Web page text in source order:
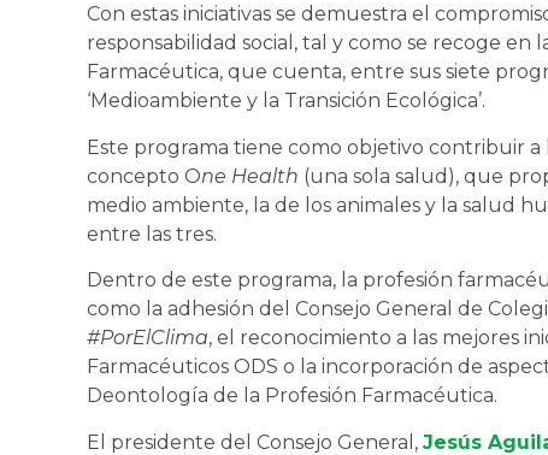
Con estas iniciativas se demuestra el
responsabilidad social, tal y como se recoge en
Farmacéutica, que cuenta, entre sus siete
‘Medioambiente y la Transición Ecológica’.
Este programa tiene como objetivo contribuir
concepto One Health (una sola salud), que
medio ambiente, la de los animales y la salud
entre las tres.
Dentro de este programa, la profesión
como la adhesión del Consejo General de
#PorElClima, el reconocimiento a las mejores
Farmacéuticos ODS o la incorporación de
Deontología de la Profesión Farmacéutica.
El presidente del Consejo General, Jesús